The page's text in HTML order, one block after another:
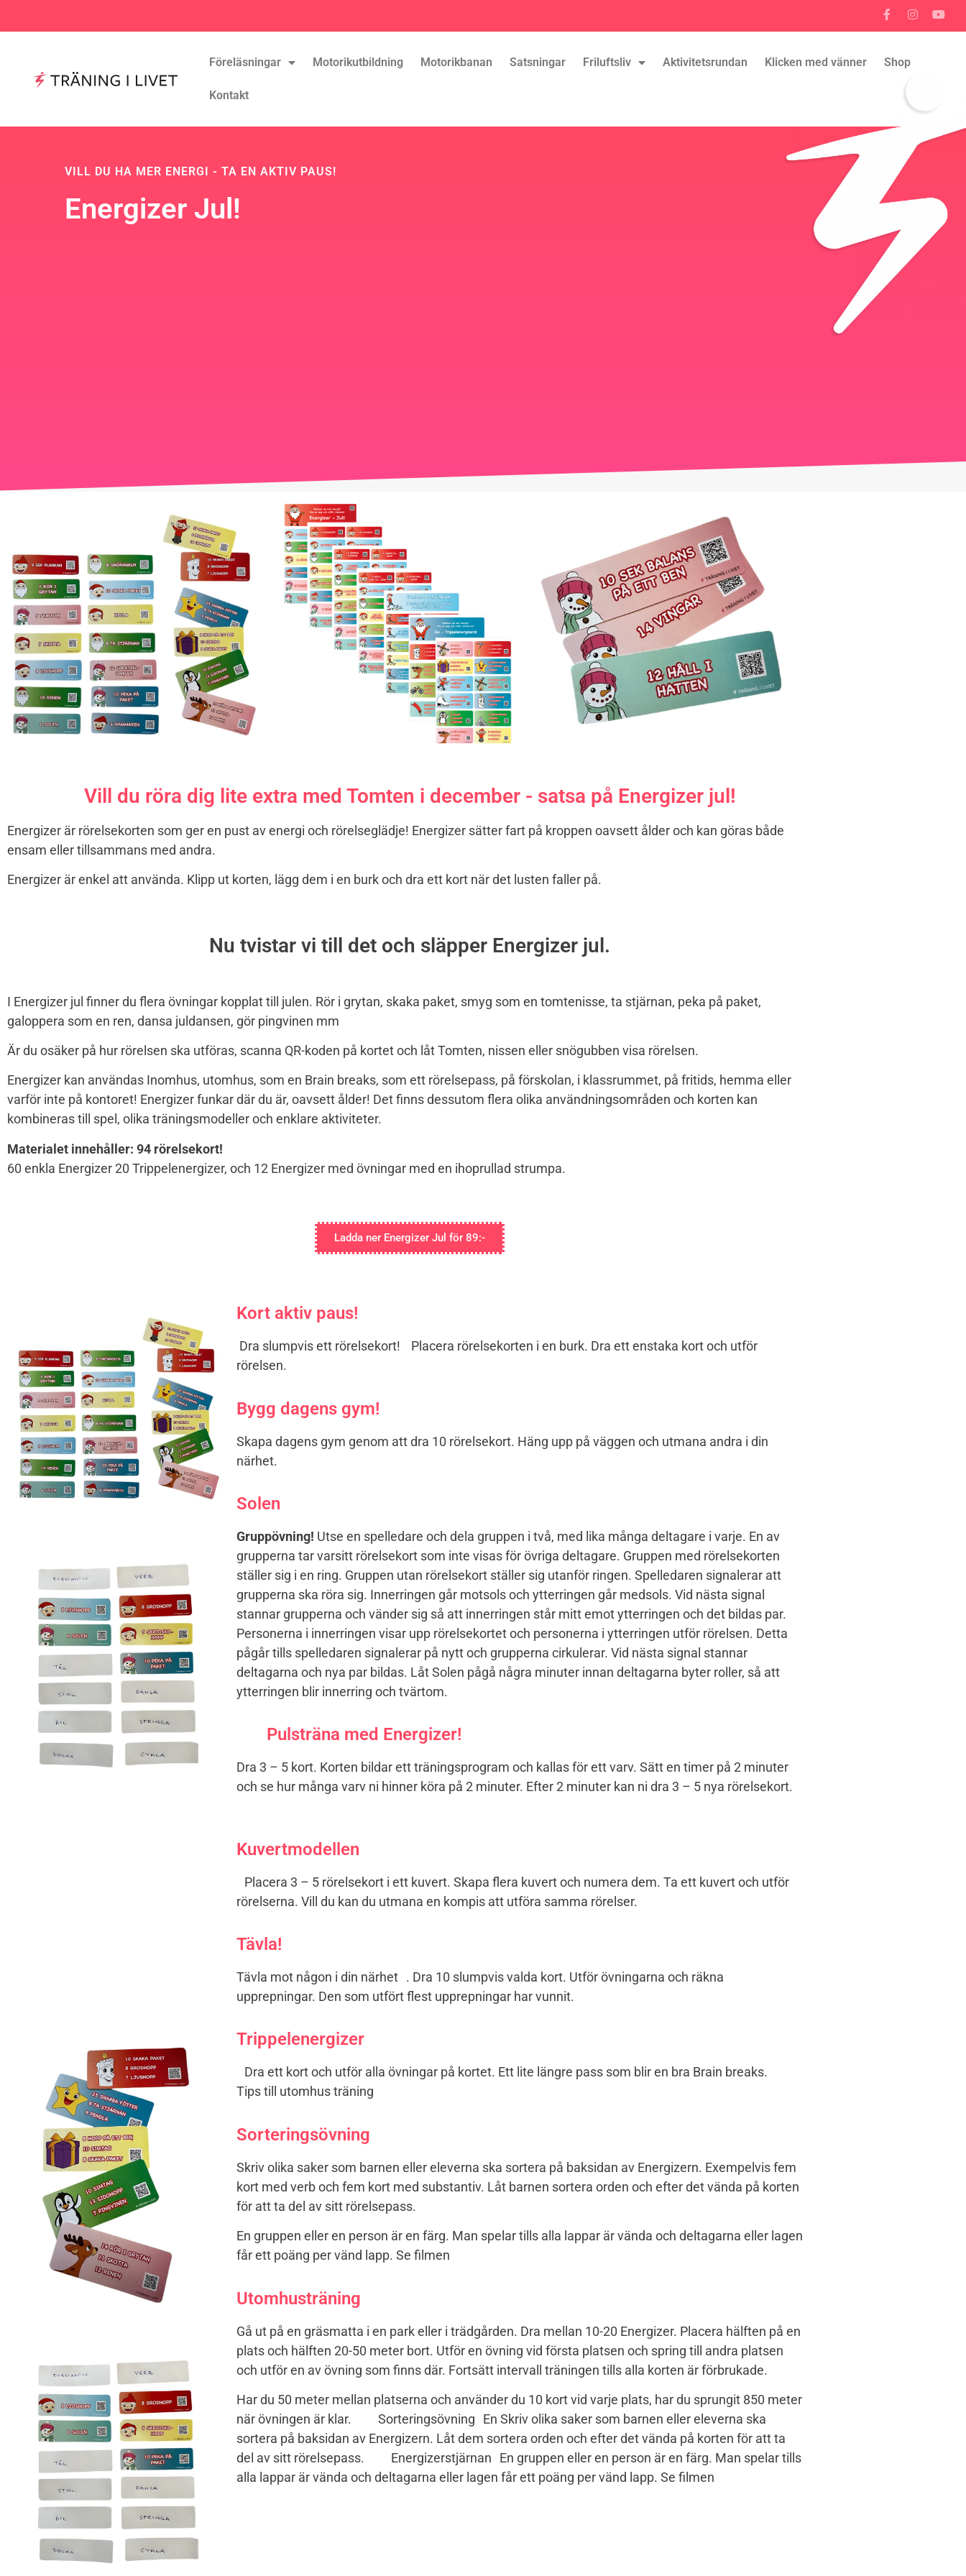
Föreläsningar Motorikutbildning Motorikbanan Satsningar Friluftsliv Aktivitetsrundan Klicken med vänner Shop
Kontakt
VILL DU HA MER ENERGI - TA EN AKTIV PAUS!
Energizer Jul!
Vill du röra dig lite extra med Tomten i december - satsa på Energizer jul!
Energizer är rörelsekorten som ger en pust av energi och rörelseglädje! Energizer sätter fart på kroppen oavsett ålder och kan göras både
ensam eller tillsammans med andra.
Energizer är enkel att använda. Klipp ut korten, lägg dem i en burk och dra ett kort när det lusten faller på.
Nu tvistar vi till det och släpper Energizer jul.
I Energizer jul finner du flera övningar kopplat till julen. Rör i grytan, skaka paket, smyg som en tomtenisse, ta stjärnan, peka på paket,
galoppera som en ren, dansa juldansen, gör pingvinen mm
Är du osäker på hur rörelsen ska utföras, scanna QR-koden på kortet och låt Tomten, nissen eller snögubben visa rörelsen.
Energizer kan användas Inomhus, utomhus, som en Brain breaks, som ett rörelsepass, på förskolan, i klassrummet, på fritids, hemma eller
varför inte på kontoret! Energizer funkar där du är, oavsett ålder! Det finns dessutom flera olika användningsområden och korten kan
kombineras till spel, olika träningsmodeller och enklare aktiviteter.
Materialet innehåller: 94 rörelsekort!
60 enkla Energizer 20 Trippelenergizer, och 12 Energizer med övningar med en ihoprullad strumpa.
Ladda ner Energizer Jul för 89:-
Kort aktiv paus!
Dra slumpvis ett rörelsekort! Placera rörelsekorten i en burk. Dra ett enstaka kort och utför
rörelsen.
Bygg dagens gym!
Skapa dagens gym genom att dra 10 rörelsekort. Häng upp på väggen och utmana andra i din
närhet.
Solen
Gruppövning! Utse en spelledare och dela gruppen i två, med lika många deltagare i varje. En av
grupperna tar varsitt rörelsekort som inte visas för övriga deltagare. Gruppen med rörelsekorten
ställer sig i en ring. Gruppen utan rörelsekort ställer sig utanför ringen. Spelledaren signalerar att
grupperna ska röra sig. Innerringen går motsols och ytterringen går medsols. Vid nästa signal
stannar grupperna och vänder sig så att innerringen står mitt emot ytterringen och det bildas par.
Personerna i innerringen visar upp rörelsekortet och personerna i ytterringen utför rörelsen. Detta
pågår tills spelledaren signalerar på nytt och grupperna cirkulerar. Vid nästa signal stannar
deltagarna och nya par bildas. Låt Solen pågå några minuter innan deltagarna byter roller, så att
ytterringen blir innerring och tvärtom.
Pulsträna med Energizer!
Dra 3 – 5 kort. Korten bildar ett träningsprogram och kallas för ett varv. Sätt en timer på 2 minuter
och se hur många varv ni hinner köra på 2 minuter. Efter 2 minuter kan ni dra 3 – 5 nya rörelsekort.
Kuvertmodellen
Placera 3 – 5 rörelsekort i ett kuvert. Skapa flera kuvert och numera dem. Ta ett kuvert och utför
rörelserna. Vill du kan du utmana en kompis att utföra samma rörelser.
Tävla!
Tävla mot någon i din närhet . Dra 10 slumpvis valda kort. Utför övningarna och räkna
upprepningar. Den som utfört flest upprepningar har vunnit.
Trippelenergizer
Dra ett kort och utför alla övningar på kortet. Ett lite längre pass som blir en bra Brain breaks.
Tips till utomhus träning
Sorteringsövning
Skriv olika saker som barnen eller eleverna ska sortera på baksidan av Energizern. Exempelvis fem
kort med verb och fem kort med substantiv. Låt barnen sortera orden och efter det vända på korten
för att ta del av sitt rörelsepass.
En gruppen eller en person är en färg. Man spelar tills alla lappar är vända och deltagarna eller lagen
får ett poäng per vänd lapp. Se filmen
Utomhusträning
Gå ut på en gräsmatta i en park eller i trädgården. Dra mellan 10-20 Energizer. Placera hälften på en
plats och hälften 20-50 meter bort. Utför en övning vid första platsen och spring till andra platsen
och utför en av övning som finns där. Fortsätt intervall träningen tills alla korten är förbrukade.
Har du 50 meter mellan platserna och använder du 10 kort vid varje plats, har du sprungit 850 meter
när övningen är klar. Sorteringsövning En Skriv olika saker som barnen eller eleverna ska
sortera på baksidan av Energizern. Låt dem sortera orden och efter det vända på korten för att ta
del av sitt rörelsepass. Energizerstjärnan En gruppen eller en person är en färg. Man spelar tills
alla lappar är vända och deltagarna eller lagen får ett poäng per vänd lapp. Se filmen